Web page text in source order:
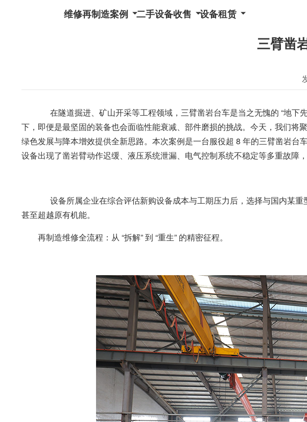
维修再制造案例 二手设备收售 设备租赁
三臂凿
在隧道掘进、矿山开采等工程领域，三臂凿岩台车是当之无愧的 “地下
下，即便是最坚固的装备也会面临性能衰减、部件磨损的挑战。今天，我们将
绿色发展与降本增效提供全新思路。本次案例是一台服役超 8 年的三臂凿岩
设备出现了凿岩臂动作迟缓、液压系统泄漏、电气控制系统不稳定等多重故障，
设备所属企业在综合评估新购设备成本与工期压力后，选择与国内某
甚至超越原有机能。
再制造维修全流程：从 “拆解” 到 “重生” 的精密征程。